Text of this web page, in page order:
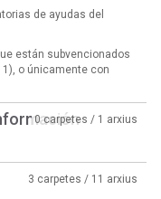
de ayudas del
están subvencionados
1), o únicamente con
0 carpetes / 1 arxius
3 carpetes / 11 arxius